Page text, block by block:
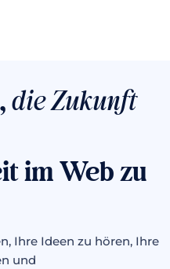
die Zukunft
im Web zu
Ihre Ideen zu hören, Ihre
und